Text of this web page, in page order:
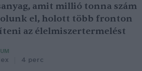
amit millió tonna szám
el, holott több fronton
az élelmiszertermelést
4 perc